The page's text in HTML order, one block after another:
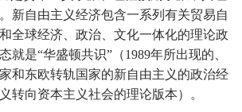
新自由主义经济包含一系列有关贸易自
全球经济、政治、文化一体化的理论政
就是“华盛顿共识”（1989年所出现的、
和东欧转轨国家的新自由主义的政治经
转向资本主义社会的理论版本）。